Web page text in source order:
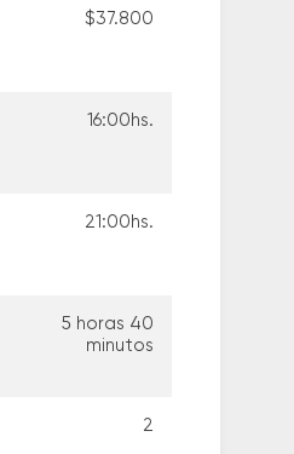
$37.800
16:00hs.
21:00hs.
5 horas 40
minutos
2